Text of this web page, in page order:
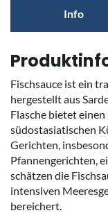
Info
Fischsauce ist ein
hergestellt aus
Flasche bietet
südostasiatischen
Gerichten,
Pfannengerichten,
schätzen die
intensiven
bereichert.